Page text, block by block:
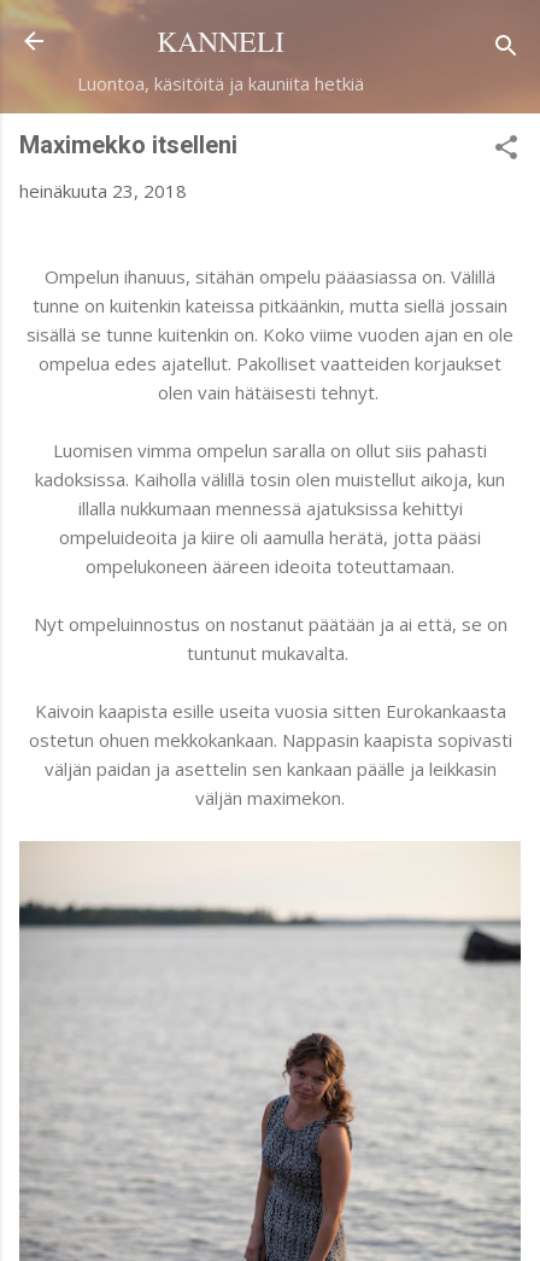
Siirry pääsisältöön
KANNELI
Luontoa, käsitöitä ja kauniita hetkiä
Maximekko itselleni
heinäkuuta 23, 2018
Ompelun ihanuus, sitähän ompelu pääasiassa on. Välillä
tunne on kuitenkin kateissa pitkäänkin, mutta siellä jossain
sisällä se tunne kuitenkin on. Koko viime vuoden ajan en ole
ompelua edes ajatellut. Pakolliset vaatteiden korjaukset
olen vain hätäisesti tehnyt.
Luomisen vimma ompelun saralla on ollut siis pahasti
kadoksissa. Kaiholla välillä tosin olen muistellut aikoja, kun
illalla nukkumaan mennessä ajatuksissa kehittyi
ompeluideoita ja kiire oli aamulla herätä, jotta pääsi
ompelukoneen ääreen ideoita toteuttamaan.
Nyt ompeluinnostus on nostanut päätään ja ai että, se on
tuntunut mukavalta.
Kaivoin kaapista esille useita vuosia sitten Eurokankaasta
ostetun ohuen mekkokankaan. Nappasin kaapista sopivasti
väljän paidan ja asettelin sen kankaan päälle ja leikkasin
väljän maximekon.